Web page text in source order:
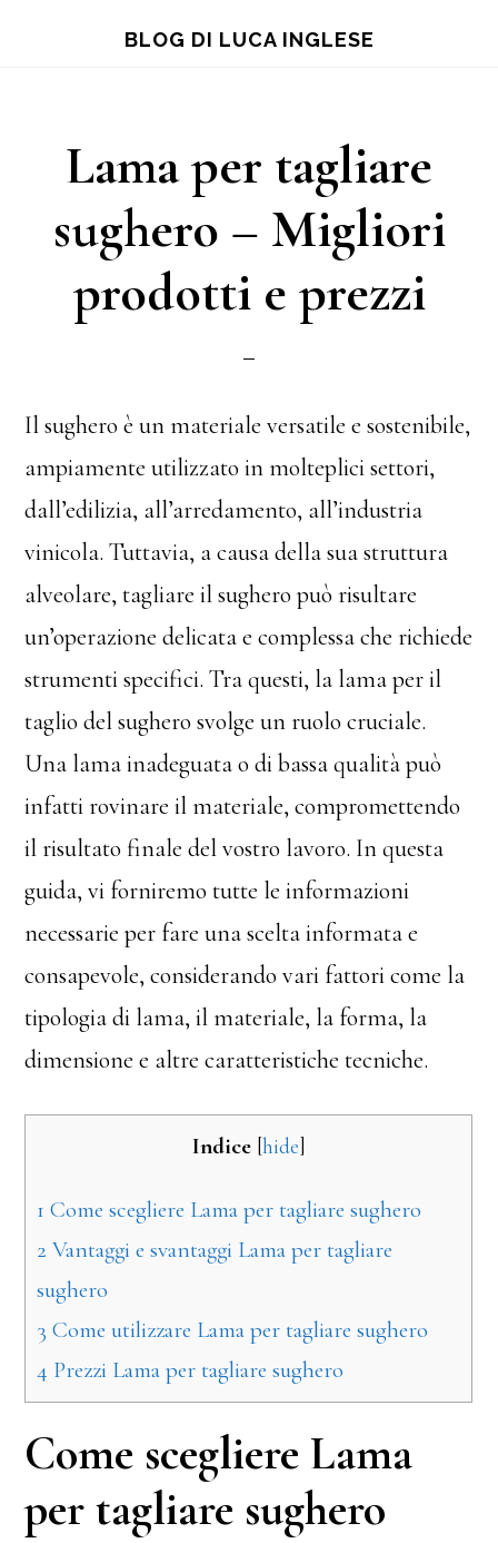
content
sidebar
BLOG DI LUCA INGLESE
Lama per tagliare
sughero – Migliori
prodotti e prezzi
Il sughero è un materiale versatile e sostenibile,
ampiamente utilizzato in molteplici settori,
dall’edilizia, all’arredamento, all’industria
vinicola. Tuttavia, a causa della sua struttura
alveolare, tagliare il sughero può risultare
un’operazione delicata e complessa che richiede
strumenti specifici. Tra questi, la lama per il
taglio del sughero svolge un ruolo cruciale.
Una lama inadeguata o di bassa qualità può
infatti rovinare il materiale, compromettendo
il risultato finale del vostro lavoro. In questa
guida, vi forniremo tutte le informazioni
necessarie per fare una scelta informata e
consapevole, considerando vari fattori come la
tipologia di lama, il materiale, la forma, la
dimensione e altre caratteristiche tecniche.
Indice hide
1 Come scegliere Lama per tagliare sughero
2 Vantaggi e svantaggi Lama per tagliare
sughero
3 Come utilizzare Lama per tagliare sughero
4 Prezzi Lama per tagliare sughero
Come scegliere Lama
per tagliare sughero